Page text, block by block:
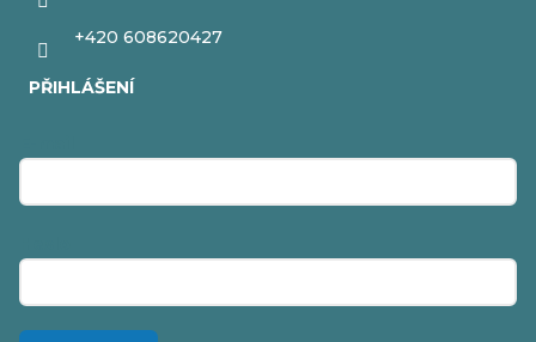
+420 608620427
PŘIHLÁŠENÍ